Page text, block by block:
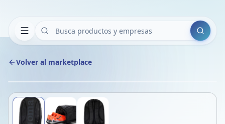
Buscar
Volver al marketplace
1/3